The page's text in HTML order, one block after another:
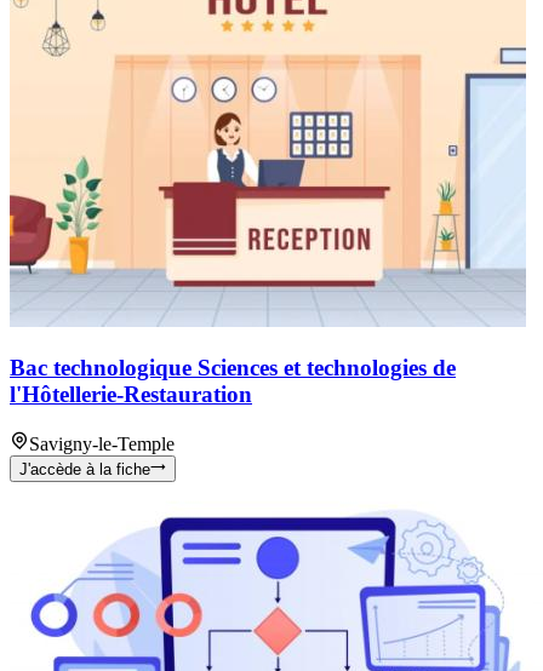
Bac technologique Sciences et technologies de
l'Hôtellerie-Restauration
Savigny-le-Temple
J'accède à la fiche